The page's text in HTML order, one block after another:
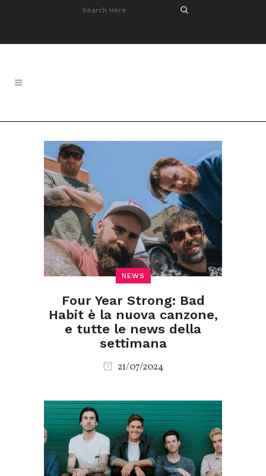
NEWS
Four Year Strong: Bad
Habit è la nuova canzone,
e tutte le news della
settimana
21/07/2024